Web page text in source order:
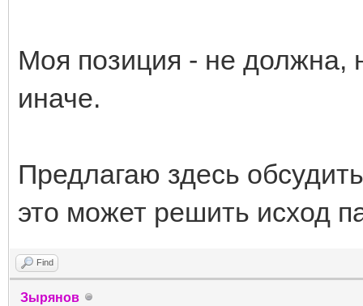
Моя позиция - не должна,
иначе.
Предлагаю здесь
это может решить исход
Find
Зырянов